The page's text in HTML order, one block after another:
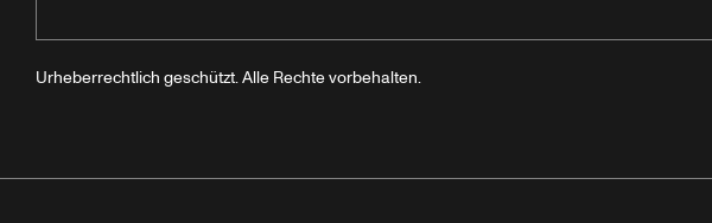
Urheberrechtlich geschützt. Alle Rechte vorbehalten.